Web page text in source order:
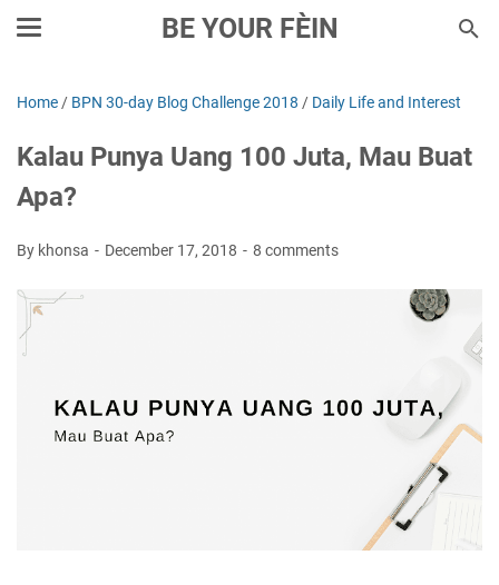
BE YOUR FÈIN
Home / BPN 30-day Blog Challenge 2018 / Daily Life and Interest
Kalau Punya Uang 100 Juta, Mau Buat
Apa?
By khonsa December 17, 2018 8 comments